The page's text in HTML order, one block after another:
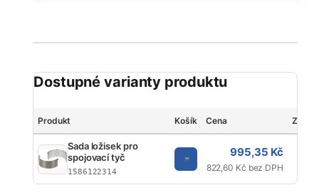
Dostupné varianty produktu
Produkt Košík Cena
Sada ložisek pro
spojovací tyč
1586122314
995,35 Kč
822,60 Kč bez DPH